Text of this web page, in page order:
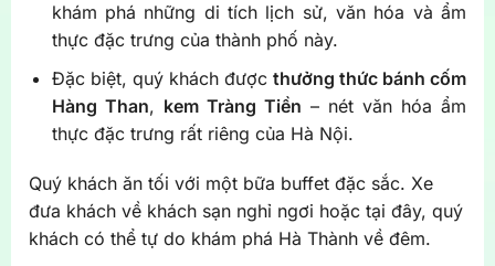
khám phá những di tích lịch sử, văn hóa và ẩm
thực đặc trưng của thành phố này.
Đặc biệt, quý khách được thưởng thức bánh cốm
Hàng Than, kem Tràng Tiền – nét văn hóa ẩm
thực đặc trưng rất riêng của Hà Nội.
Quý khách ăn tối với một bữa buffet đặc sắc. Xe
đưa khách về khách sạn nghỉ ngơi hoặc tại đây, quý
khách có thể tự do khám phá Hà Thành về đêm.